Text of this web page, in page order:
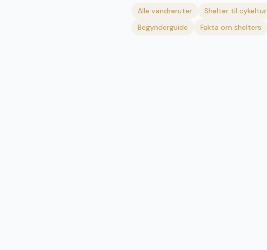
Alle vandreruter Shelter til cykeltur
Begynderguide
Fakta om shelters